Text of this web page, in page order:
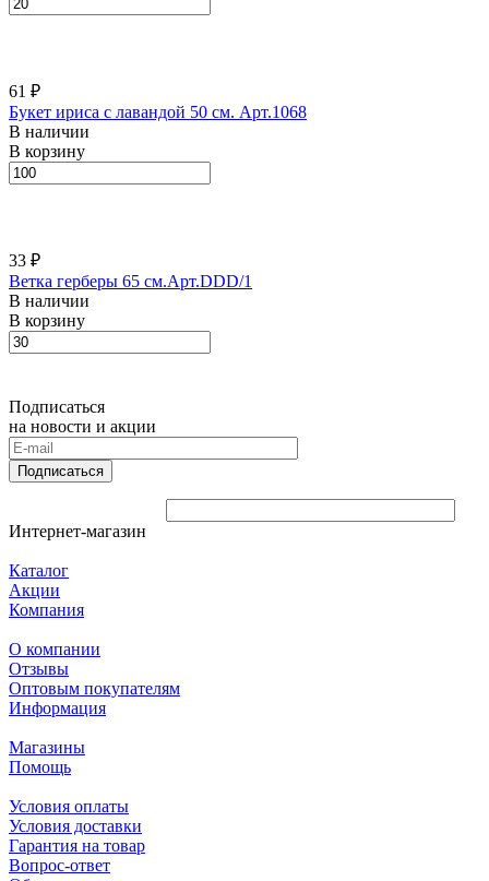
61 ₽
Букет ириса с лавандой 50 см. Арт.1068
В наличии
В корзину
33 ₽
Ветка герберы 65 см.Арт.DDD/1
В наличии
В корзину
Подписаться
на новости и акции
Подписаться
Интернет-магазин
Каталог
Акции
Компания
О компании
Отзывы
Оптовым покупателям
Информация
Магазины
Помощь
Условия оплаты
Условия доставки
Гарантия на товар
Вопрос-ответ